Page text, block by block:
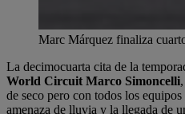
Marc Márquez finaliza
La decimocuarta cita de la
World Circuit Marco Simoncelli
de seco pero con todos los
amenaza de lluvia y la llegada de